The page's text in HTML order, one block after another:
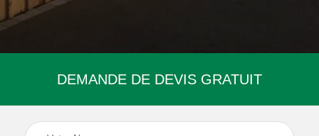
DEMANDE DE DEVIS GRATUIT